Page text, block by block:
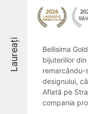
Laureați
Bellisima
bijuteriilor
designului,
Aflată pe
compania